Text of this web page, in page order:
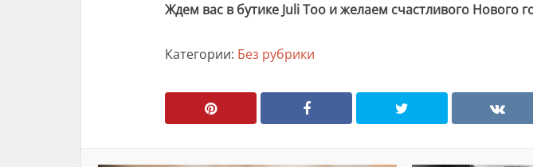
Ждем вас в бутике Juli Too и желаем счастливого Нового
Категории: Без рубрики